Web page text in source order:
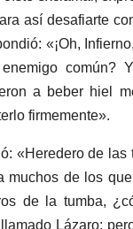
así desafiarte
«¡Oh,
enemigo
a beber hiel
firmemente».
«Heredero de
muchos de los
de la tumba,
Lázaro;